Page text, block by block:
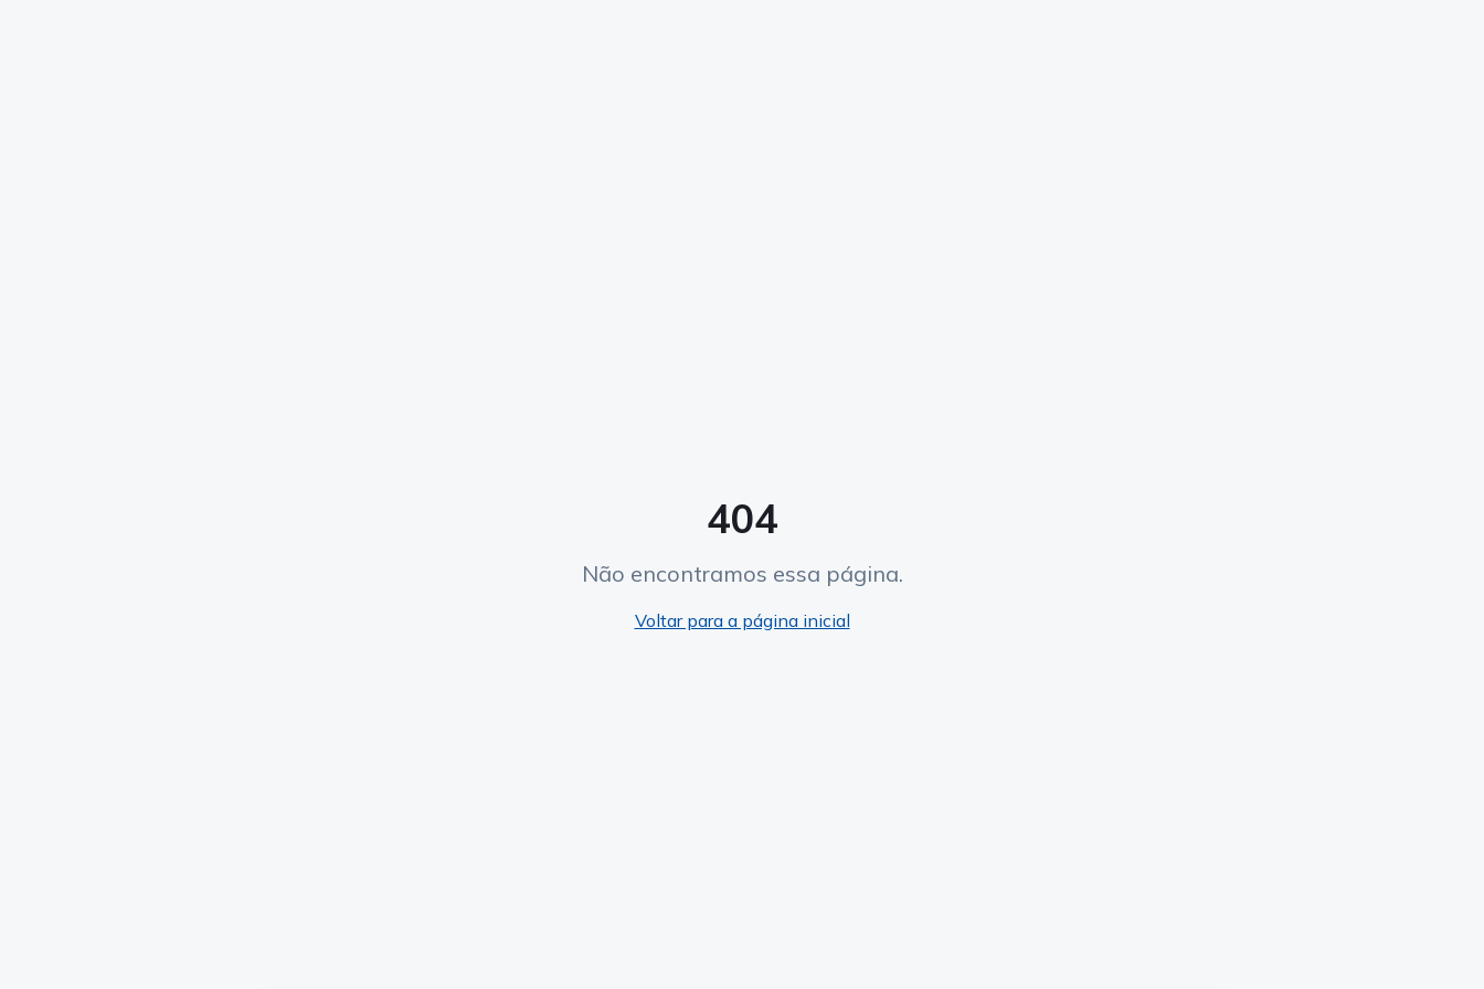
404
Não encontramos essa página.
Voltar para a página inicial